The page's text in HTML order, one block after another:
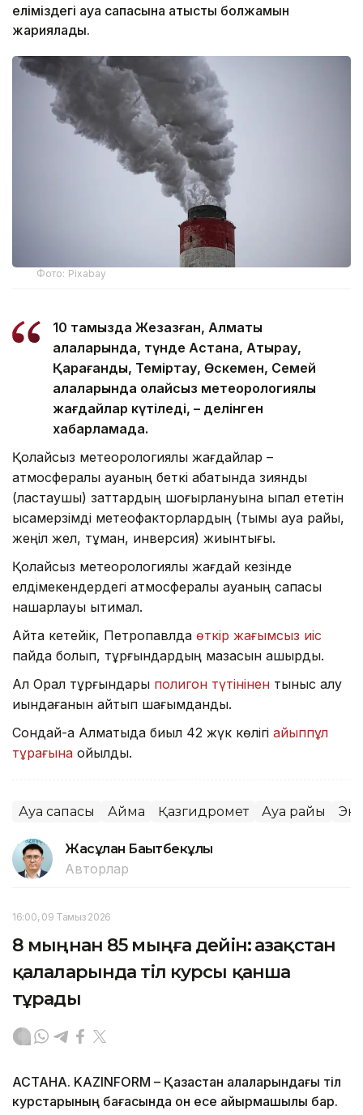
еліміздегі ауа сапасына қатысты болжамын
жариялады.
Фото: Pixabay
10 тамызда Жезқазған, Алматы
қалаларында, түнде Астана, Атырау,
Қарағанды, Теміртау, Өскемен, Семей
қалаларында қолайсыз метеорологиялық
жағдайлар күтіледі, – делінген
хабарламада.
Қолайсыз метеорологиялық жағдайлар –
атмосфералық ауаның беткі қабатында зиянды
(ластаушы) заттардың шоғырлануына ықпал ететін
қысқамерзімді метеофакторлардың (тымық ауа райы,
жеңіл жел, тұман, инверсия) жиынтығы.
Қолайсыз метеорологиялық жағдай кезінде
елдімекендердегі атмосфералық ауаның сапасы
нашарлауы ықтимал.
Айта кетейік, Петропавлда өткір жағымсыз иіс
пайда болып, тұрғындардың мазасын қашырды.
Ал Орал тұрғындары полигон түтінінен тыныс алу
қиындағанын айтып шағымданды.
Сондай-ақ Алматыда биыл 42 жүк көлігі айыппұл
тұрағына қойылды.
Ауа сапасы Аймақ Қазгидромет Ауа райы
Жасұлан Бақытбекұлы
Авторлар
16:00, 09 Тамыз 2026
8 мыңнан 85 мыңға дейін: Қазақстан
қалаларында тіл курсы қанша
тұрады
АСТАНА. KAZINFORM – Қазақстан қалаларындағы тіл
курстарының бағасында он есе айырмашылық бар.